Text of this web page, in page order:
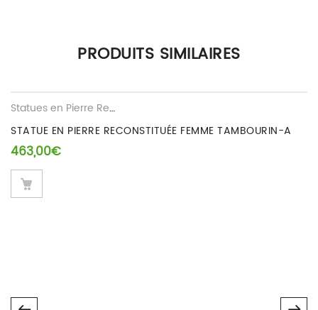
possibilité de laisser un avis.
PRODUITS SIMILAIRES
Statues en Pierre Reconstituee
STATUE EN PIERRE RECONSTITUÉE FEMME TAMBOURIN-A
463,00€